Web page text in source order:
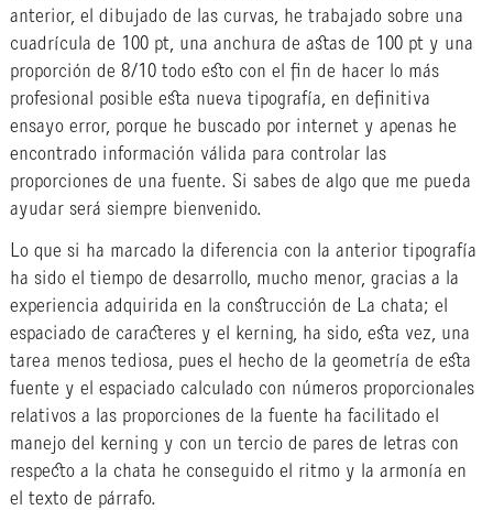
anterior, el dibujado de las curvas, he trabajado sobre una
cuadrícula de 100 pt, una anchura de astas de 100 pt y una
proporción de 8/10 todo esto con el fin de hacer lo más
profesional posible esta nueva tipografía, en definitiva
ensayo error, porque he buscado por internet y apenas he
encontrado información válida para controlar las
proporciones de una fuente. Si sabes de algo que me pueda
ayudar será siempre bienvenido.
Lo que si ha marcado la diferencia con la anterior tipografía
ha sido el tiempo de desarrollo, mucho menor, gracias a la
experiencia adquirida en la construcción de La chata; el
espaciado de caracteres y el kerning, ha sido, esta vez, una
tarea menos tediosa, pues el hecho de la geometría de esta
fuente y el espaciado calculado con números proporcionales
relativos a las proporciones de la fuente ha facilitado el
manejo del kerning y con un tercio de pares de letras con
respecto a la chata he conseguido el ritmo y la armonía en
el texto de párrafo.